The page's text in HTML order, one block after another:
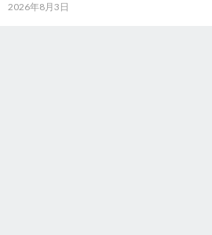
2026年8月3日